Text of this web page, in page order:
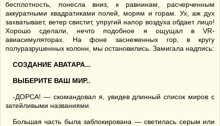
бесплотность, понесла вниз, к равнинам, расчерченным
аккуратными квадратиками полей, морям и горам. Ух, аж дух
захватывает, ветер свистит, упругий напор воздуха обдает лицо!
Хорошо сделали, нечто подобное я ощущал в VR-
авиасимуляторах. На фоне заснеженных гор, в кругу
полуразрушенных колонн, мы остановились. Замигала надпись:
СОЗДАНИЕ АВАТАРА...
ВЫБЕРИТЕ ВАШ МИР..
-ДОРСА! — скомандовал я, увидев длинный список миров с
затейливыми названиями.
Большая часть была заблокирована — светилась серым или